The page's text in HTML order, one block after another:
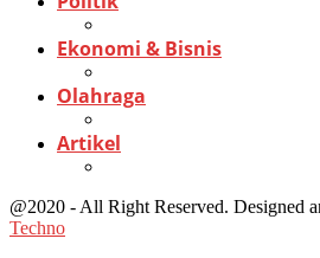
Ekonomi & Bisnis
Olahraga
Artikel
@2020 - All Right Reserved. Designed
Techno